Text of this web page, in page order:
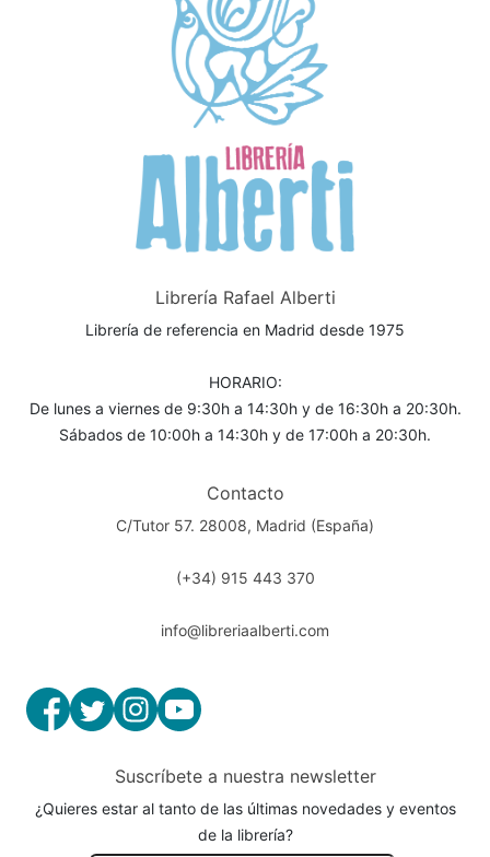
Librería Rafael Alberti
Librería de referencia en Madrid desde 1975
HORARIO:
De lunes a viernes de 9:30h a 14:30h y de 16:30h a 20:30h.
Sábados de 10:00h a 14:30h y de 17:00h a 20:30h.
Contacto
C/Tutor 57. 28008, Madrid (España)
(+34) 915 443 370
info@libreriaalberti.com
Suscríbete a nuestra newsletter
¿Quieres estar al tanto de las últimas novedades y eventos
de la librería?